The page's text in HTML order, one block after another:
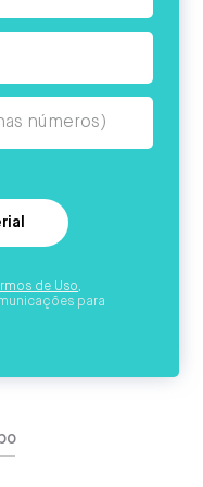
de Uso,
para